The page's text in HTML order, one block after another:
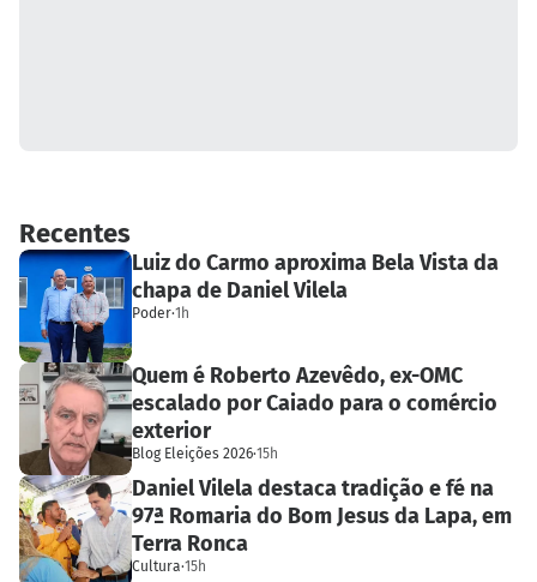
Recentes
Luiz do Carmo aproxima Bela Vista da
chapa de Daniel Vilela
Poder·1h
Quem é Roberto Azevêdo, ex-OMC
escalado por Caiado para o comércio
exterior
Blog Eleições 2026·15h
Daniel Vilela destaca tradição e fé na
97ª Romaria do Bom Jesus da Lapa, em
Terra Ronca
Cultura·15h